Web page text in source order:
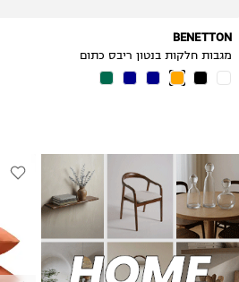
BENETTON
מגבות חלקות בנטון ריבס כתום